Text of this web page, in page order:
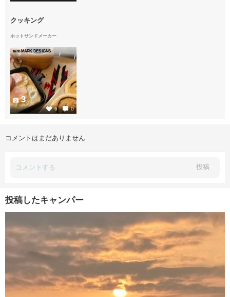
クッキング
ホットサンドメーカー
tent-MARK DESIGNS
6 0
3
コメントはまだありません
投稿
投稿したキャンパー